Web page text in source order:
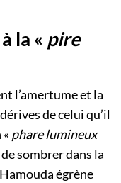
la « pire
l’amertume et la
de celui qu’il
phare lumineux
sombrer dans la
égrène